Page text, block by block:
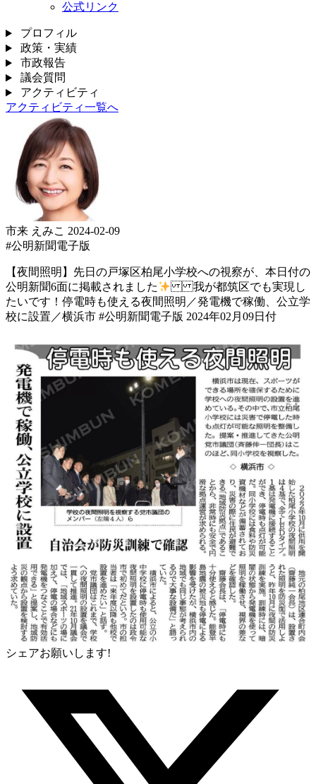
公式リンク
プロフィル
政策・実績
市政報告
議会質問
アクティビティ
アクティビティ一覧へ
市来 えみこ 2024-02-09
#公明新聞電子版
【夜間照明】 先日の戸塚区柏尾小学校への視察が、本日付の
公明新聞6面に掲載されました
我が都筑区でも実現し
たいです！ 停電時も使える夜間照明／発電機で稼働、公立学
校に設置／横浜市 #公明新聞電子版 2024年02月09日付
シェアお願いします!